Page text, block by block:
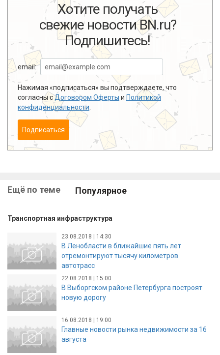
Хотите получать
свежие новости BN.ru?
Подпишитесь!
email:
Нажимая «подписаться» вы подтверждаете, что
согласны сДоговором Оферты и Политикой
конфиденциальности
Подписаться
Ещё по теме Популярное
Транспортная инфраструктура
23.08.2018 | 14:30
В Ленобласти в ближайшие пять лет
отремонтируют тысячу километров
автотрасс
22.08.2018 | 15:00
В Выборгском районе Петербурга построят
новую дорогу
16.08.2018 | 19:00
Главные новости рынка недвижимости за 16
августа